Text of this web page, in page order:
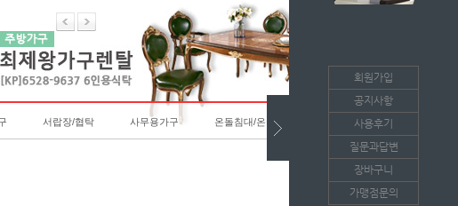
서랍장/협탁 사무용가구 온돌침대/온돌소파
회원가입
공지사항
사용후기
질문과답변
장바구니
가맹점문의